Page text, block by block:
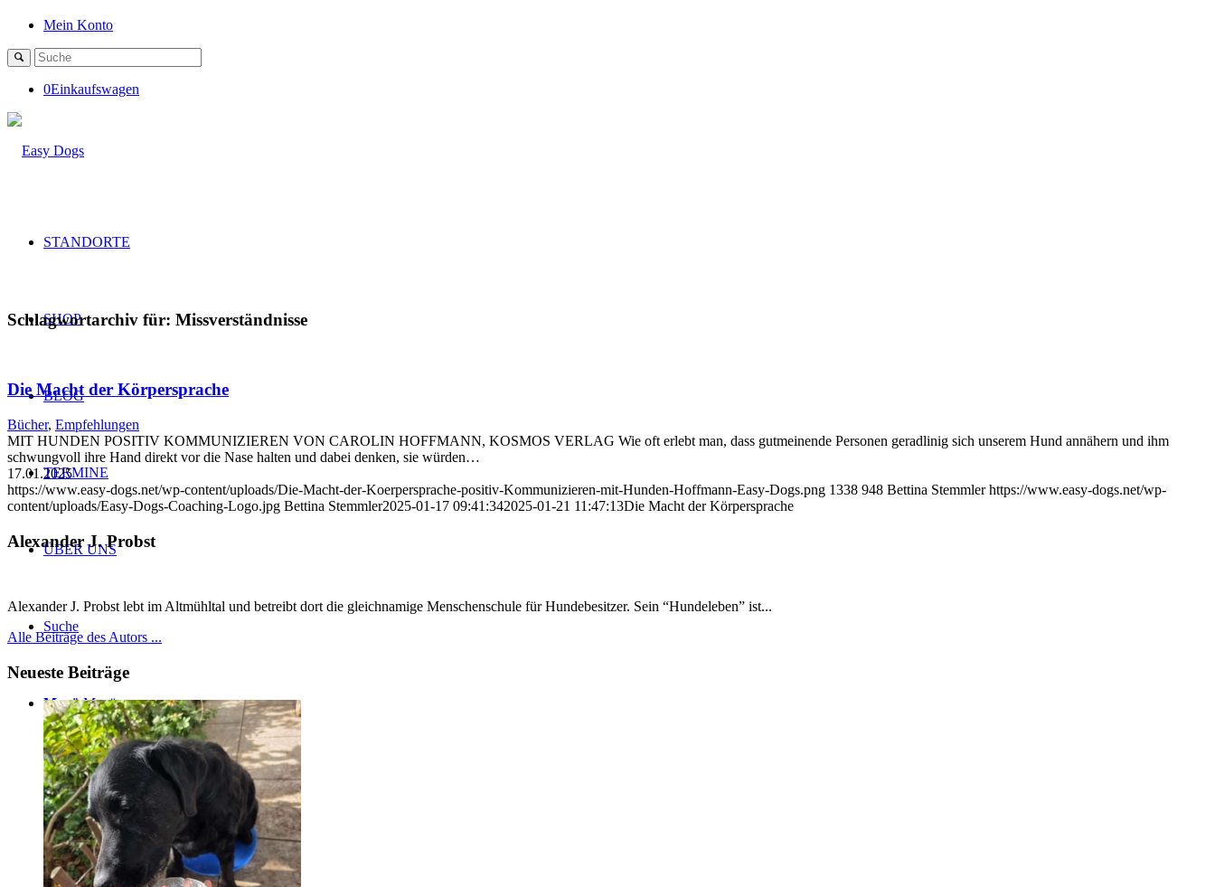
Mein Konto
0Einkaufswagen
STANDORTE
SHOP
BLOG
TERMINE
ÜBER UNS
Suche
Menü Menü
Schlagwortarchiv für: Missverständnisse
Die Macht der Körpersprache
Bücher, Empfehlungen
MIT HUNDEN POSITIV KOMMUNIZIEREN VON CAROLIN HOFFMANN, KOSMOS VERLAG Wie oft erlebt man, dass gutmeinende Personen geradlinig sich unserem Hund annähern und ihm
schwungvoll ihre Hand direkt vor die Nase halten und dabei denken, sie würden…
17.01.2025
https://www.easy-dogs.net/wp-content/uploads/Die-Macht-der-Koerpersprache-positiv-Kommunizieren-mit-Hunden-Hoffmann-Easy-Dogs.png 1338 948 Bettina Stemmler https://www.easy-dogs.net/wp-
content/uploads/Easy-Dogs-Coaching-Logo.jpg Bettina Stemmler2025-01-17 09:41:342025-01-21 11:47:13Die Macht der Körpersprache
Alexander J. Probst
Alexander J. Probst lebt im Altmühltal und betreibt dort die gleichnamige Menschenschule für Hundebesitzer. Sein “Hundeleben” ist...
Alle Beiträge des Autors ...
Neueste Beiträge